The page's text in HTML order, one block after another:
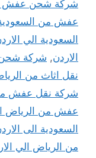
شركة شحن عفش
عفش من السعودية
السعودية الي
الاردن, شركة شحن
نقل اثاث من
شركة نقل عفش من
عفش من الرياض
السعودية الى
من الرياض الي